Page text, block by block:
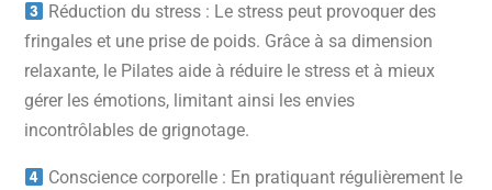
Réduction du stress : Le stress peut provoquer des
fringales et une prise de poids. Grâce à sa dimension
relaxante, le Pilates aide à réduire le stress et à mieux
gérer les émotions, limitant ainsi les envies
incontrôlables de grignotage.
Conscience corporelle : En pratiquant régulièrement le